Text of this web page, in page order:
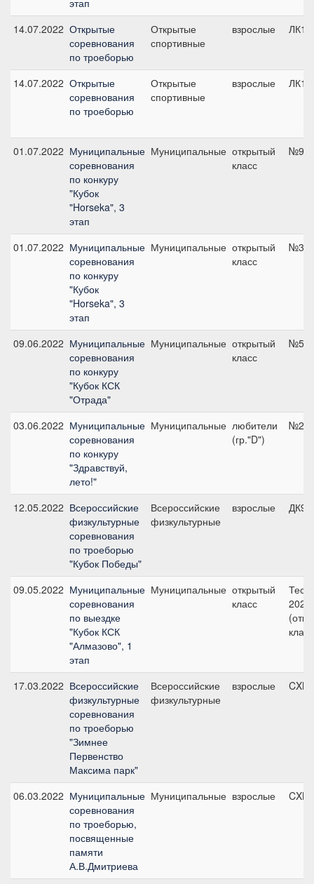
этап
14.07.2022 Открытые
соревнования
по троеборью
Открытые
спортивные
взрослые
14.07.2022 Открытые
соревнования
по троеборью
Открытые
спортивные
взрослые
01.07.2022 Муниципальные
соревнования
по конкуру
"Кубок
"Horseka", 3
этап
Муниципальные открытый
класс
№9,
01.07.2022 Муниципальные
соревнования
по конкуру
"Кубок
"Horseka", 3
этап
Муниципальные открытый
класс
№3,
09.06.2022 Муниципальные
соревнования
по конкуру
"Кубок КСК
"Отрада"
Муниципальные открытый
класс
№5,
03.06.2022 Муниципальные
соревнования
по конкуру
"Здравствуй,
лето!"
Муниципальные любители
(гр."D")
№2,
12.05.2022 Всероссийские
физкультурные
соревнования
по троеборью
"Кубок Победы"
Всероссийские
физкультурные
взрослые ДК90
09.05.2022 Муниципальные
соревнования
по выездке
"Кубок КСК
"Алмазово", 1
этап
Муниципальные открытый
класс
Тест
2020
17.03.2022 Всероссийские
физкультурные
соревнования
по троеборью
"Зимнее
Первенство
Максима парк"
Всероссийские
физкультурные
взрослые
06.03.2022 Муниципальные
соревнования
по троеборью,
посвященные
памяти
А.В.Дмитриева
Муниципальные взрослые